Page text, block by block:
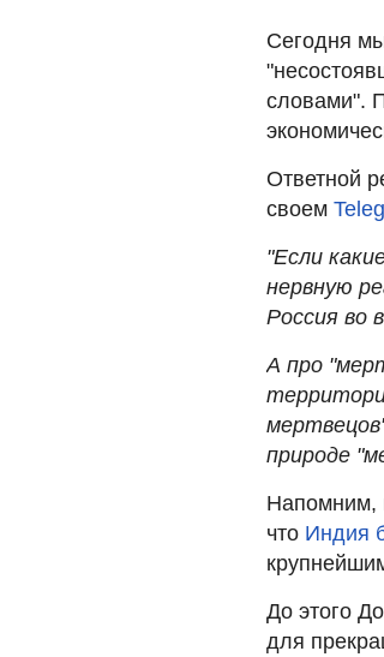
Сегодня
словами".
Ответной
своем
"Если
нервную
Россия во
А про
природе
Напомним,
что Индия
До этого
для